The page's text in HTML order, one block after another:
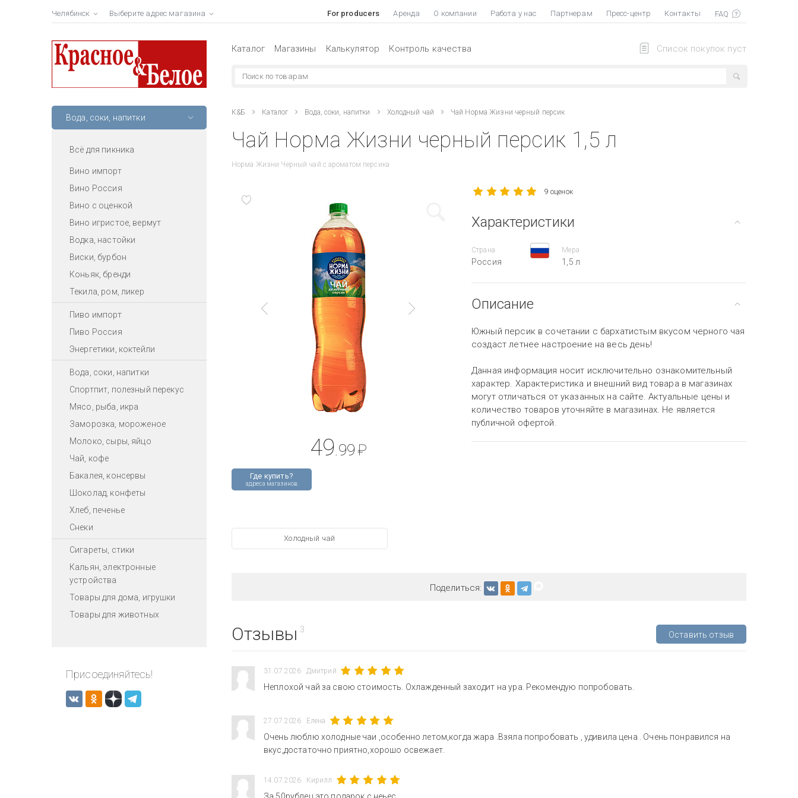
Челябинск Выберите адрес магазина For producers Аренда О компании Работа у нас Партнерам Пресс-центр Контакты
Список покупок пуст
Каталог Магазины Калькулятор Контроль качества
Вода, соки, напитки
Всё для пикника
Вино импорт
Вино Россия
Вино с оценкой
Вино игристое, вермут
Водка, настойки
Виски, бурбон
Коньяк, бренди
Текила, ром, ликер
Пиво импорт
Пиво Россия
Энергетики, коктейли
Вода, соки, напитки
Спортпит, полезный перекус
Мясо, рыба, икра
Заморозка, мороженое
Молоко, сыры, яйцо
Чай, кофе
Бакалея, консервы
Шоколад, конфеты
Хлеб, печенье
Снеки
Сигареты, стики
Кальян, электронные
устройства
Товары для дома, игрушки
Товары для животных
Присоединяйтесь!
К&Б Каталог Вода, соки, напитки Холодный чай Чай Норма Жизни черный персик
Чай Норма Жизни черный персик 1,5 л
Норма Жизни Черный чай с ароматом персика
Где купить?
адреса магазинов
49 .99₽
9 оценок
Характеристики
Страна
Россия
Мера
1,5 л
Описание
Южный персик в сочетании с бархатистым вкусом черного чая
создаст летнее настроение на весь день!
Данная информация носит исключительно ознакомительный
характер. Характеристика и внешний вид товара в магазинах
могут отличаться от указанных на сайте. Актуальные цены и
количество товаров уточняйте в магазинах. Не является
публичной офертой.
Холодный чай
Поделиться:
Отзывы 3
Оставить отзыв
31.07.2026 Дмитрий
Неплохой чай за свою стоимость. Охлажденный заходит на ура. Рекомендую попробовать.
27.07.2026 Елена
Очень люблю холодные чаи ,особенно летом,когда жара .Взяла попробовать , удивила цена . Очень понравился на
вкус,достаточно приятно,хорошо освежает.
14.07.2026 Кирилл
За 50рублец это подарок с неьес